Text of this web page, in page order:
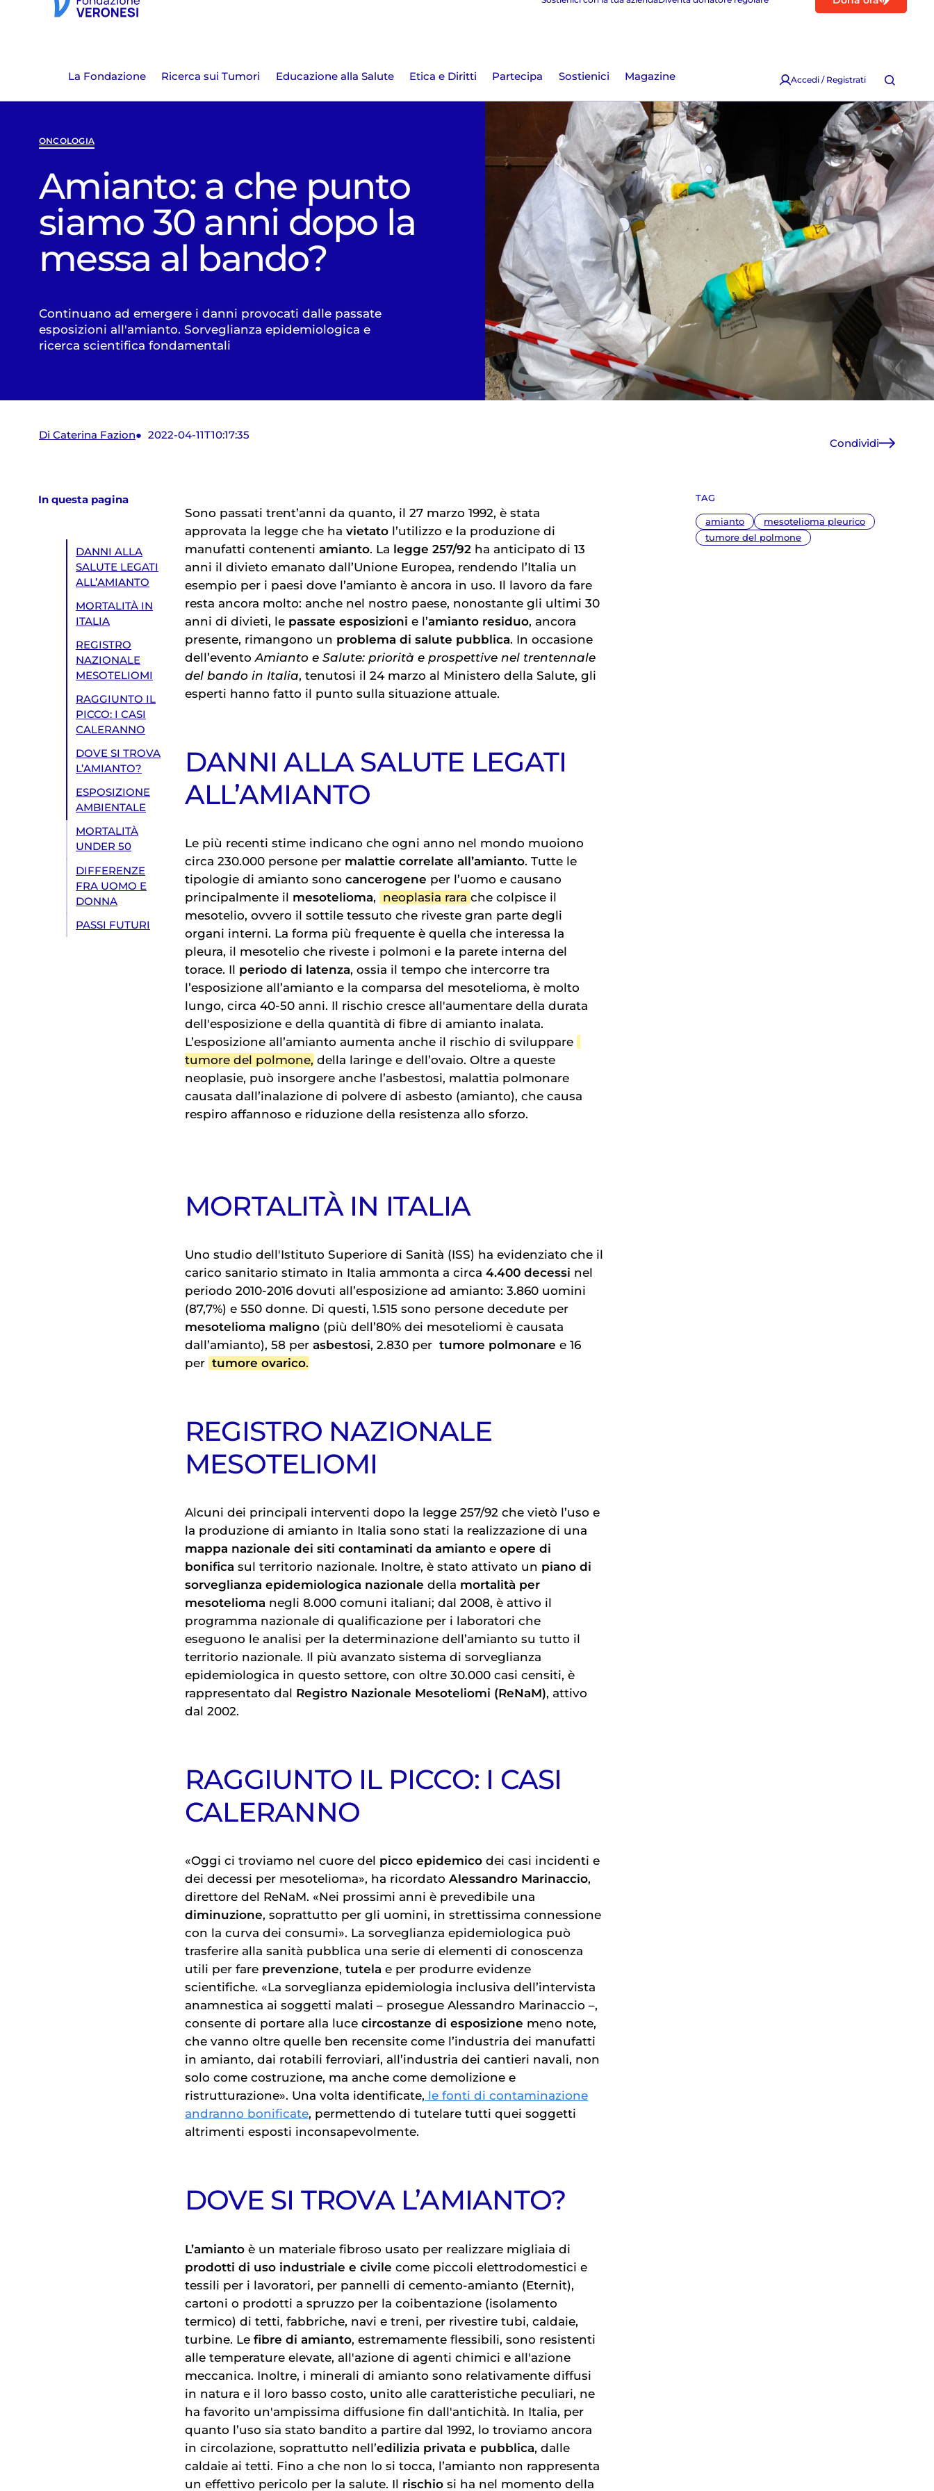
La Fondazione Ricerca sui Tumori Educazione alla Salute Etica e Diritti Partecipa Sostienici Magazine Accedi / Registrati
ONCOLOGIA
Amianto: a che punto
siamo 30 anni dopo la
messa al bando?
Continuano ad emergere i danni provocati dalle passate
esposizioni all'amianto. Sorveglianza epidemiologica e
ricerca scientifica fondamentali
Di Caterina Fazion 2022-04-11T10:17:35
Condividi
E-Mail
In questa pagina
DANNI ALLA
SALUTE LEGATI
ALL’AMIANTO
MORTALITÀ IN
ITALIA
REGISTRO
NAZIONALE
MESOTELIOMI
RAGGIUNTO IL
PICCO: I CASI
CALERANNO
DOVE SI TROVA
L’AMIANTO?
ESPOSIZIONE
AMBIENTALE
MORTALITÀ
UNDER 50
DIFFERENZE
FRA UOMO E
DONNA
PASSI FUTURI
TAG
amianto
mesotelioma pleurico
tumore del polmone
Sono passati trent’anni da quanto, il 27 marzo 1992, è stata
approvata la legge che ha vietato l’utilizzo e la produzione di
manufatti contenenti amianto. La legge 257/92 ha anticipato di 13
anni il divieto emanato dall’Unione Europea, rendendo l’Italia un
esempio per i paesi dove l’amianto è ancora in uso. Il lavoro da fare
resta ancora molto: anche nel nostro paese, nonostante gli ultimi 30
anni di divieti, le passate esposizioni e l’amianto residuo, ancora
presente, rimangono un problema di salute pubblica. In occasione
dell’eventoAmianto e Salute: priorità e prospettive nel trentennale
del bando in Italia, tenutosi il 24 marzo al Ministero della Salute, gli
esperti hanno fatto il punto sulla situazione attuale.
DANNI ALLA SALUTE LEGATI
ALL’AMIANTO
Le più recenti stime indicano che ogni anno nel mondo muoiono
circa 230.000 persone per malattie correlate all’amianto. Tutte le
tipologie di amianto sono cancerogene per l’uomo e causano
principalmente il mesotelioma, neoplasia rara che colpisce il
mesotelio, ovvero il sottile tessuto che riveste gran parte degli
organi interni. La forma più frequente è quella che interessa la
pleura, il mesotelio che riveste i polmoni e la parete interna del
torace. Il periodo di latenza, ossia il tempo che intercorre tra
l’esposizione all’amianto e la comparsa del mesotelioma, è molto
lungo, circa 40-50 anni. Il rischio cresce all'aumentare della durata
dell'esposizione e della quantità di fibre di amianto inalata.
L’esposizione all’amianto aumenta anche il rischio di sviluppare
tumore del polmone, della laringe e dell’ovaio. Oltre a queste
neoplasie, può insorgere anche l’asbestosi, malattia polmonare
causata dall’inalazione di polvere di asbesto (amianto), che causa
respiro affannoso e riduzione della resistenza allo sforzo.
MORTALITÀ IN ITALIA
Uno studio dell'Istituto Superiore di Sanità (ISS) ha evidenziato che il
carico sanitario stimato in Italia ammonta a circa 4.400 decessi nel
periodo 2010-2016 dovuti all’esposizione ad amianto: 3.860 uomini
(87,7%) e 550 donne. Di questi, 1.515 sono persone decedute per
mesotelioma maligno (più dell’80% dei mesoteliomi è causata
dall’amianto), 58 per asbestosi, 2.830 per tumore polmonare e 16
per tumore ovarico.
REGISTRO NAZIONALE
MESOTELIOMI
Alcuni dei principali interventi dopo la legge 257/92 che vietò l’uso e
la produzione di amianto in Italia sono stati la realizzazione di una
mappa nazionale dei siti contaminati da amianto e opere di
bonifica sul territorio nazionale. Inoltre, è stato attivato un piano di
sorveglianza epidemiologica nazionale della mortalità per
mesotelioma negli 8.000 comuni italiani; dal 2008, è attivo il
programma nazionale di qualificazione per i laboratori che
eseguono le analisi per la determinazione dell’amianto su tutto il
territorio nazionale. Il più avanzato sistema di sorveglianza
epidemiologica in questo settore, con oltre 30.000 casi censiti, è
rappresentato dal Registro Nazionale Mesoteliomi (ReNaM), attivo
dal 2002.
RAGGIUNTO IL PICCO: I CASI
CALERANNO
«Oggi ci troviamo nel cuore del picco epidemico dei casi incidenti e
dei decessi per mesotelioma», ha ricordato Alessandro Marinaccio,
direttore del ReNaM. «Nei prossimi anni è prevedibile una
diminuzione, soprattutto per gli uomini, in strettissima connessione
con la curva dei consumi». La sorveglianza epidemiologica può
trasferire alla sanità pubblica una serie di elementi di conoscenza
utili per fare prevenzione, tutela e per produrre evidenze
scientifiche. «La sorveglianza epidemiologia inclusiva dell’intervista
anamnestica ai soggetti malati – prosegue Alessandro Marinaccio –,
consente di portare alla luce circostanze di esposizione meno note,
che vanno oltre quelle ben recensite come l’industria dei manufatti
in amianto, dai rotabili ferroviari, all’industria dei cantieri navali, non
solo come costruzione, ma anche come demolizione e
ristrutturazione». Una volta identificate, le fonti di contaminazione
andranno bonificate, permettendo di tutelare tutti quei soggetti
altrimenti esposti inconsapevolmente.
DOVE SI TROVA L’AMIANTO?
L’amianto è un materiale fibroso usato per realizzare migliaia di
prodotti di uso industriale e civile come piccoli elettrodomestici e
tessili per i lavoratori, per pannelli di cemento-amianto (Eternit),
cartoni o prodotti a spruzzo per la coibentazione (isolamento
termico) di tetti, fabbriche, navi e treni, per rivestire tubi, caldaie,
turbine. Le fibre di amianto, estremamente flessibili, sono resistenti
alle temperature elevate, all'azione di agenti chimici e all'azione
meccanica. Inoltre, i minerali di amianto sono relativamente diffusi
in natura e il loro basso costo, unito alle caratteristiche peculiari, ne
ha favorito un'ampissima diffusione fin dall'antichità. In Italia, per
quanto l’uso sia stato bandito a partire dal 1992, lo troviamo ancora
in circolazione, soprattutto nell’edilizia privata e pubblica, dalle
caldaie ai tetti. Fino a che non lo si tocca, l’amianto non rappresenta
un effettivo pericolo per la salute. Il rischio si ha nel momento della